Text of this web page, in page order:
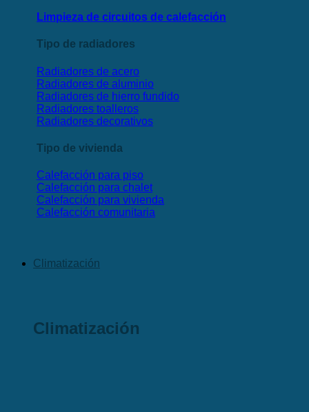
Limpieza de circuitos de calefacción
Tipo de radiadores
Radiadores de acero
Radiadores de aluminio
Radiadores de hierro fundido
Radiadores toalleros
Radiadores decorativos
Tipo de vivienda
Calefacción para piso
Calefacción para chalet
Calefacción para vivienda
Calefacción comunitaria
Climatización
Climatización